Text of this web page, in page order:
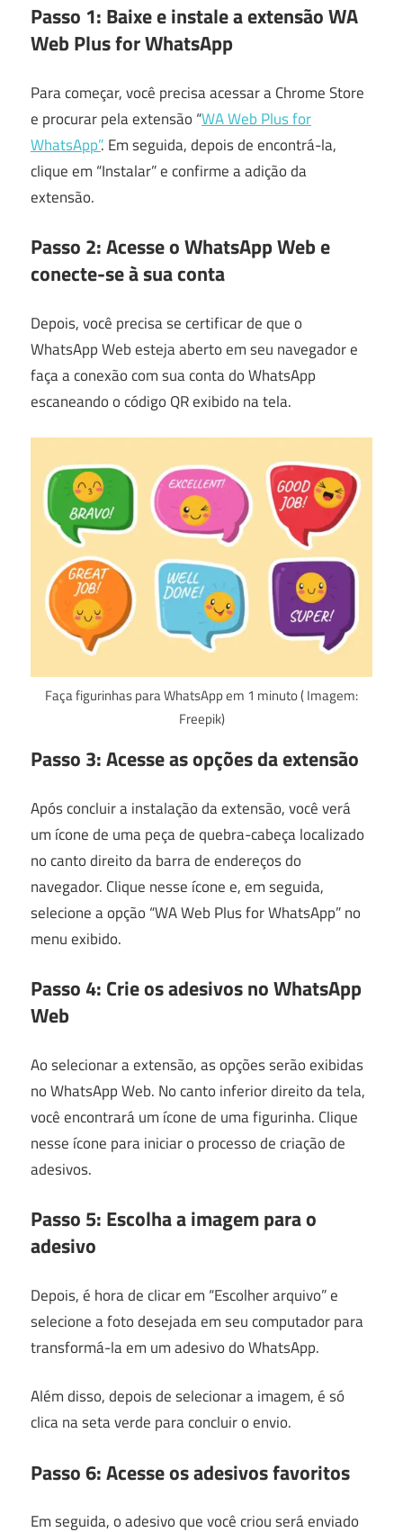
Passo 1: Baixe e instale a extensão WA
Web Plus for WhatsApp
Para começar, você precisa acessar a Chrome Store
e procurar pela extensão “WA Web Plus for
WhatsApp”. Em seguida, depois de encontrá-la,
clique em “Instalar” e confirme a adição da
extensão.
Passo 2: Acesse o WhatsApp Web e
conecte-se à sua conta
Depois, você precisa se certificar de que o
WhatsApp Web esteja aberto em seu navegador e
faça a conexão com sua conta do WhatsApp
escaneando o código QR exibido na tela.
Faça figurinhas para WhatsApp em 1 minuto ( Imagem:
Freepik)
Passo 3: Acesse as opções da extensão
Após concluir a instalação da extensão, você verá
um ícone de uma peça de quebra-cabeça localizado
no canto direito da barra de endereços do
navegador. Clique nesse ícone e, em seguida,
selecione a opção “WA Web Plus for WhatsApp” no
menu exibido.
Passo 4: Crie os adesivos no WhatsApp
Web
Ao selecionar a extensão, as opções serão exibidas
no WhatsApp Web. No canto inferior direito da tela,
você encontrará um ícone de uma figurinha. Clique
nesse ícone para iniciar o processo de criação de
adesivos.
Passo 5: Escolha a imagem para o
adesivo
Depois, é hora de clicar em “Escolher arquivo” e
selecione a foto desejada em seu computador para
transformá-la em um adesivo do WhatsApp.
Além disso, depois de selecionar a imagem, é só
clica na seta verde para concluir o envio.
Passo 6: Acesse os adesivos favoritos
Em seguida, o adesivo que você criou será enviado